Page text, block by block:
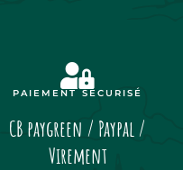
PAIEMENT SÉCURISÉ
CB paygreen / Paypal /
Virement